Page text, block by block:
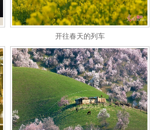
开往春天的列车